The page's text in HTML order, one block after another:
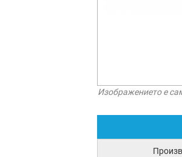
Изображението е